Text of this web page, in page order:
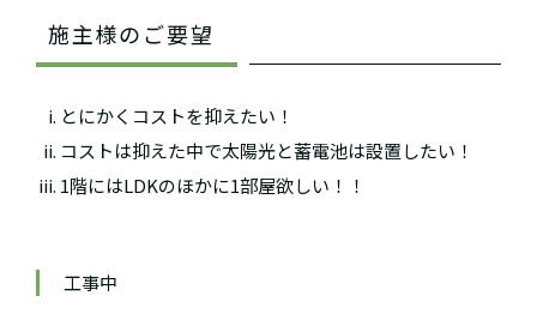
施主様のご要望
とにかくコストを抑えたい！
コストは抑えた中で太陽光と蓄電池は設置したい！
1階にはLDKのほかに1部屋欲しい！！
工事中